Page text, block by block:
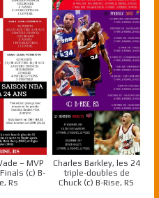
– MVP
(c) B-
Rs
Charles Barkley, les 24
triple-doubles de
Chuck (c) B-Rise, RS